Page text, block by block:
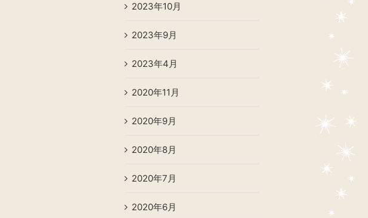
2023年10月
2023年9月
2023年4月
2020年11月
2020年9月
2020年8月
2020年7月
2020年6月